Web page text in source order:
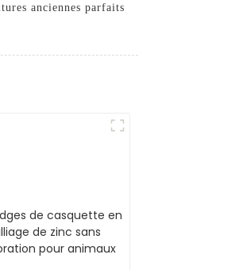
anciennes parfaits